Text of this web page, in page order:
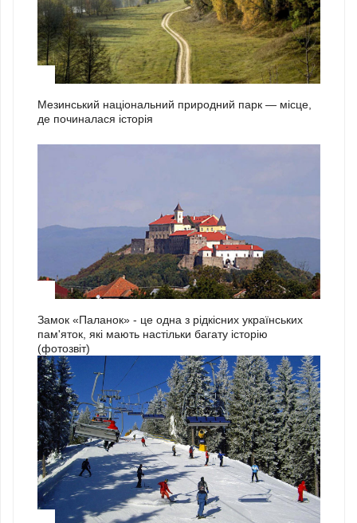
Мезинський національний природний парк — місце,
де починалася історія
Замок «Паланок» - це одна з рідкісних українських
пам'яток, які мають настільки багату історію
(фотозвіт)